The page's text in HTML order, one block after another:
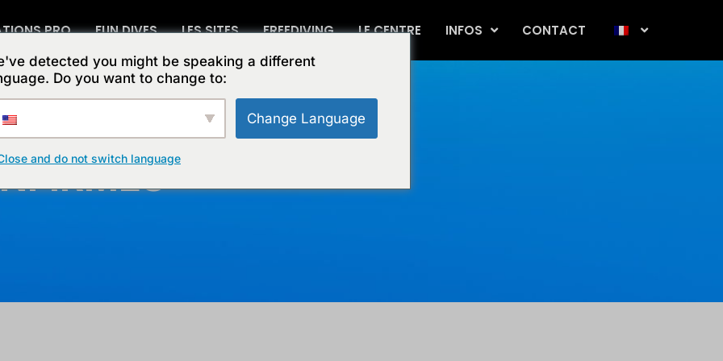
PRO FUN DIVES LES SITES FREEDIVING LE CENTRE INFOS CONTACT
detected you might be speaking a different
Do you want to change to:
Change Language
and do not switch language